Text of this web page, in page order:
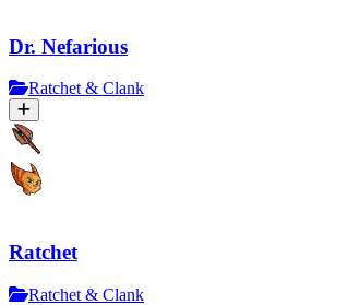
Dr. Nefarious
Ratchet & Clank
Ratchet
Ratchet & Clank